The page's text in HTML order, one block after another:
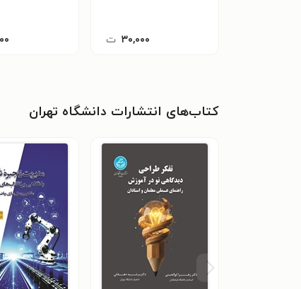
۳۰,۰۰۰ ت
کتاب‌های انتشارات دانشگاه تهران